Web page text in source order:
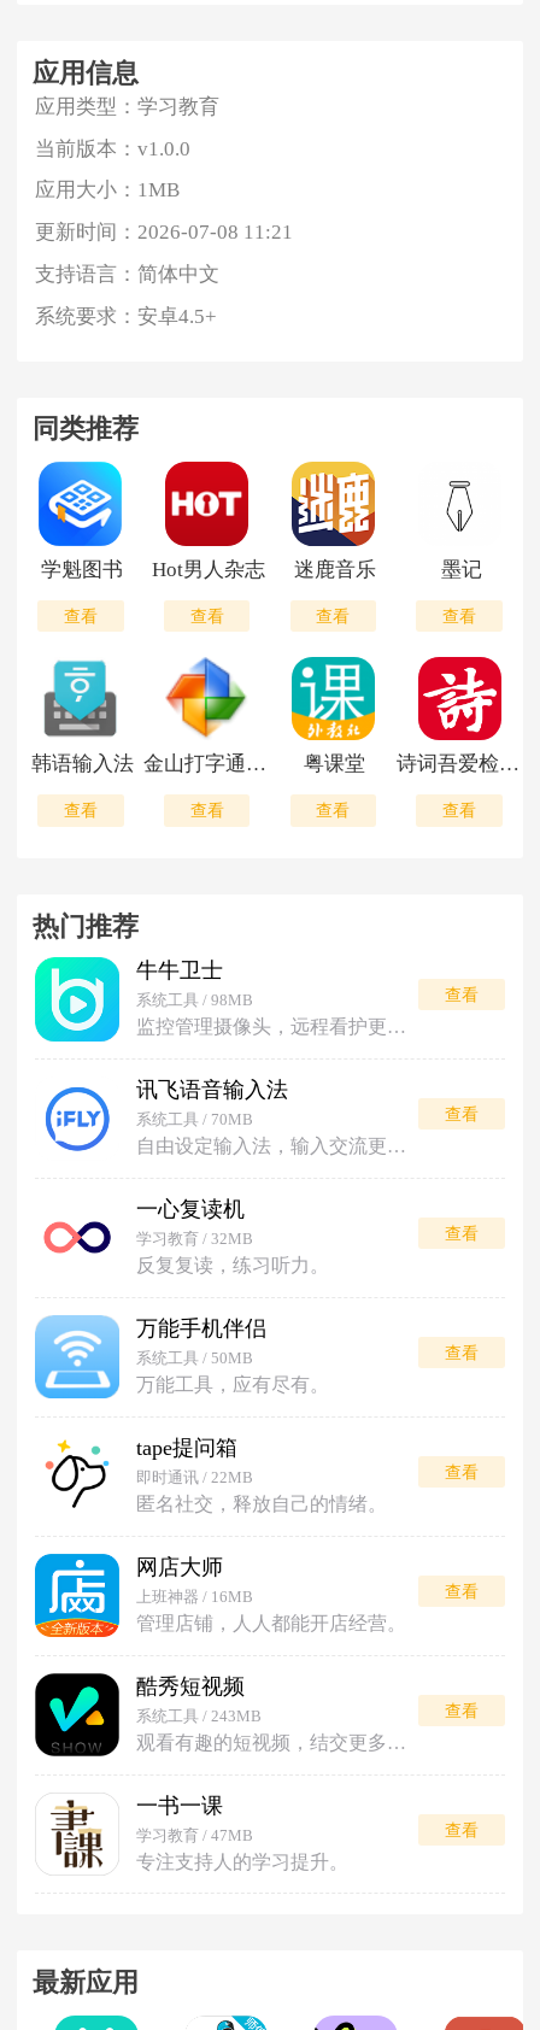
应用信息
应用类型：学习教育
当前版本：v1.0.0
应用大小： 1MB
更新时间：2026-07-08 11:21
支持语言：简体中文
系统要求：安卓4.5+
同类推荐
学魁图书
查看
Hot男人杂志
查看
迷鹿音乐
查看
墨记
查看
韩语输入法
查看
金山打字通平板版
查看
粤课堂
查看
诗词吾爱检测工具
查看
热门推荐
牛牛卫士
系统工具 / 98MB
监控管理摄像头，远程看护更安心。
查看
讯飞语音输入法
系统工具 / 70MB
自由设定输入法，输入交流更便利。
查看
一心复读机
学习教育 / 32MB
反复复读，练习听力。
查看
万能手机伴侣
系统工具 / 50MB
万能工具，应有尽有。
查看
tape提问箱
即时通讯 / 22MB
匿名社交，释放自己的情绪。
查看
网店大师
上班神器 / 16MB
管理店铺，人人都能开店经营。
查看
酷秀短视频
系统工具 / 243MB
观看有趣的短视频，结交更多朋友。
查看
一书一课
学习教育 / 47MB
专注支持人的学习提升。
查看
最新应用